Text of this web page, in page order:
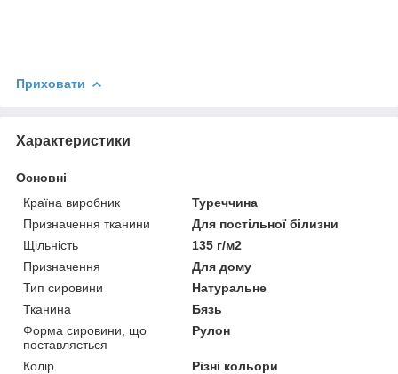
Приховати
Характеристики
Основні
Країна виробник
Туреччина
Призначення тканини
Для постільної білизни
Щільність
135 г/м2
Призначення
Для дому
Тип сировини
Натуральне
Тканина
Бязь
Форма сировини, що
поставляється
Рулон
Колір
Різні кольори